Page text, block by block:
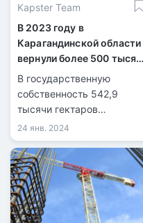
Kapster Team
В 2023 году в
Карагандинской области
вернули более 500 тысяч
гектаров
сельскохозяйственных
В государственную
собственность 542,9
тысячи гектаров
сельскохозяйственных
земель. Эту информацию
представил Нурлан
Ламбеков, руководитель
управления земельных
отношений, перед акимом
региона Ермаганбетом
24 янв. 2024